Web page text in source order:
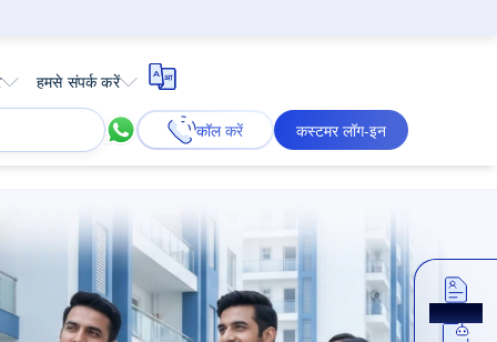
हमसे संपर्क करें
कॉल करें कस्टमर लॉग-इन
अप्लाई करें